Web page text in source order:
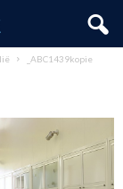
_ABC1439kopie